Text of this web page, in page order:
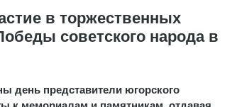
в торжественных
советского народа в
день представители югорского